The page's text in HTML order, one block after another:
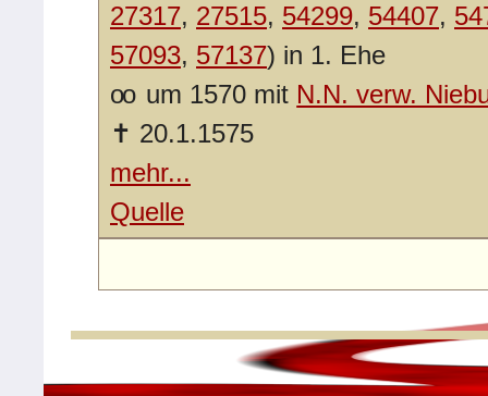
27317, 27515, 54299, 54407,
57093, 57137) in 1. Ehe
oo um 1570 mit N.N. verw.
✝ 20.1.1575
mehr...
Quelle